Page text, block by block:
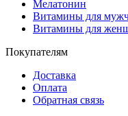
Мелатонин
Витамины для
Витамины для
Покупателям
Доставка
Оплата
Обратная связь